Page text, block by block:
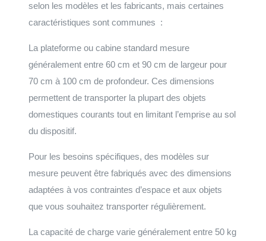
selon les modèles et les fabricants, mais certaines
caractéristiques sont communes :
La plateforme ou cabine standard mesure
généralement entre 60 cm et 90 cm de largeur pour
70 cm à 100 cm de profondeur. Ces dimensions
permettent de transporter la plupart des objets
domestiques courants tout en limitant l’emprise au sol
du dispositif.
Pour les besoins spécifiques, des modèles sur
mesure peuvent être fabriqués avec des dimensions
adaptées à vos contraintes d’espace et aux objets
que vous souhaitez transporter régulièrement.
La capacité de charge varie généralement entre 50 kg